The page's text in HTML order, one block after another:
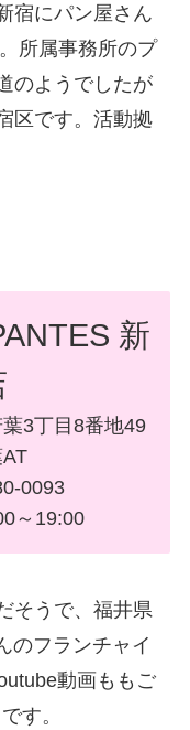
宿にパン屋さん
所属事務所のプ
のようでしたが
区です。活動拠
新
3丁目8番地49
0093
～19:00
そうで、福井県
のフランチャイ
動画ももご
す。